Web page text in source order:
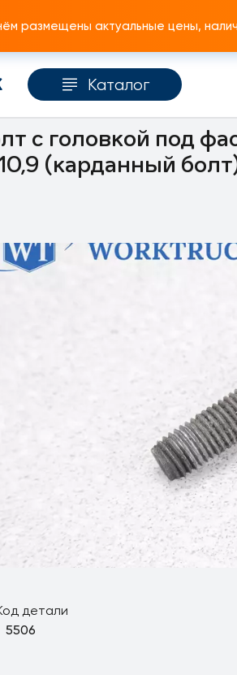
размещены актуальные цены,
Каталог
Крепеж Болт, винт
с головкой под
(карданный
детали
5506